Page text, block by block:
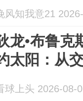
风知我意21
龙•布鲁克
太阳：从
球上头 2026-08-